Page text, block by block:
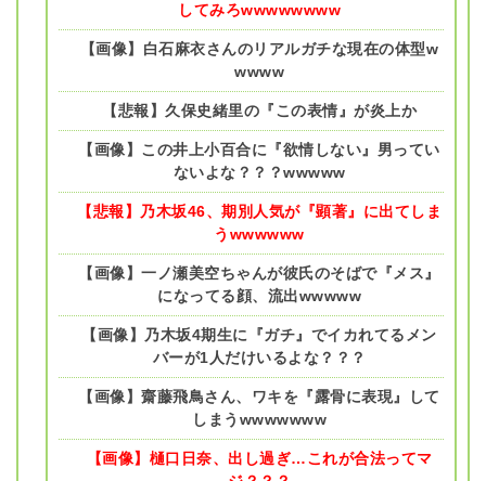
してみろwwwwwwww
【画像】白石麻衣さんのリアルガチな現在の体型w
wwww
【悲報】久保史緒里の『この表情』が炎上か
【画像】この井上小百合に『欲情しない』男ってい
ないよな？？？wwwww
【悲報】乃木坂46、期別人気が『顕著』に出てしま
うwwwwww
【画像】一ノ瀬美空ちゃんが彼氏のそばで『メス』
になってる顔、流出wwwww
【画像】乃木坂4期生に『ガチ』でイカれてるメン
バーが1人だけいるよな？？？
【画像】齋藤飛鳥さん、ワキを『露骨に表現』して
しまうwwwwwww
【画像】樋口日奈、出し過ぎ…これが合法ってマ